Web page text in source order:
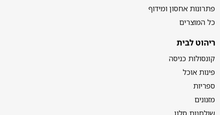
פתרונות אחסון ומידוף
כל המוצרים
ריהוט לבית
קונסולות כניסה
פינות אוכל
ספריות
מזנונים
שולחנות סלון